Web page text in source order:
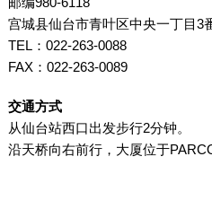
宫城县仙台市青叶区中央一丁目
TEL：022-263-0088
FAX：022-263-0089
交通方式
从仙台站西口出发步行2分钟。
沿天桥向右前行，大厦位于